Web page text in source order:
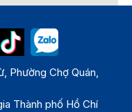
Phường Chợ Quán,
Thành phố Hồ Chí